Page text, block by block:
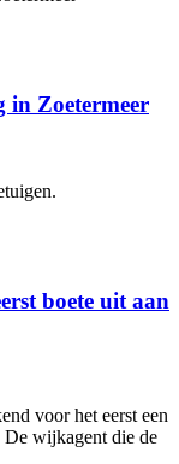
in Zoetermeer
boete uit aan
voor het eerst een
De wijkagent die de